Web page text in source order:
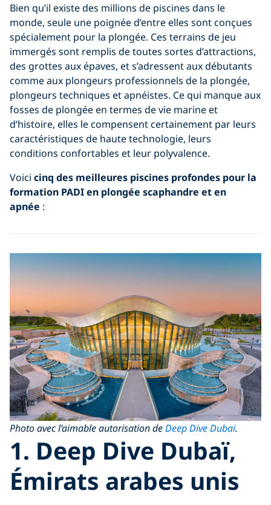
Bien qu’il existe des millions de piscines dans le
monde, seule une poignée d’entre elles sont conçues
spécialement pour la plongée. Ces terrains de jeu
immergés sont remplis de toutes sortes d’attractions,
des grottes aux épaves, et s’adressent aux débutants
comme aux plongeurs professionnels de la plongée,
plongeurs techniques et apnéistes. Ce qui manque aux
fosses de plongée en termes de vie marine et
d’histoire, elles le compensent certainement par leurs
caractéristiques de haute technologie, leurs
conditions confortables et leur polyvalence.
Voici cinq des meilleures piscines profondes pour la
formation PADI en plongée scaphandre et en
apnée :
Photo avec l’aimable autorisation deDeep Dive Dubai.
1. Deep Dive Dubaï,
Émirats arabes unis